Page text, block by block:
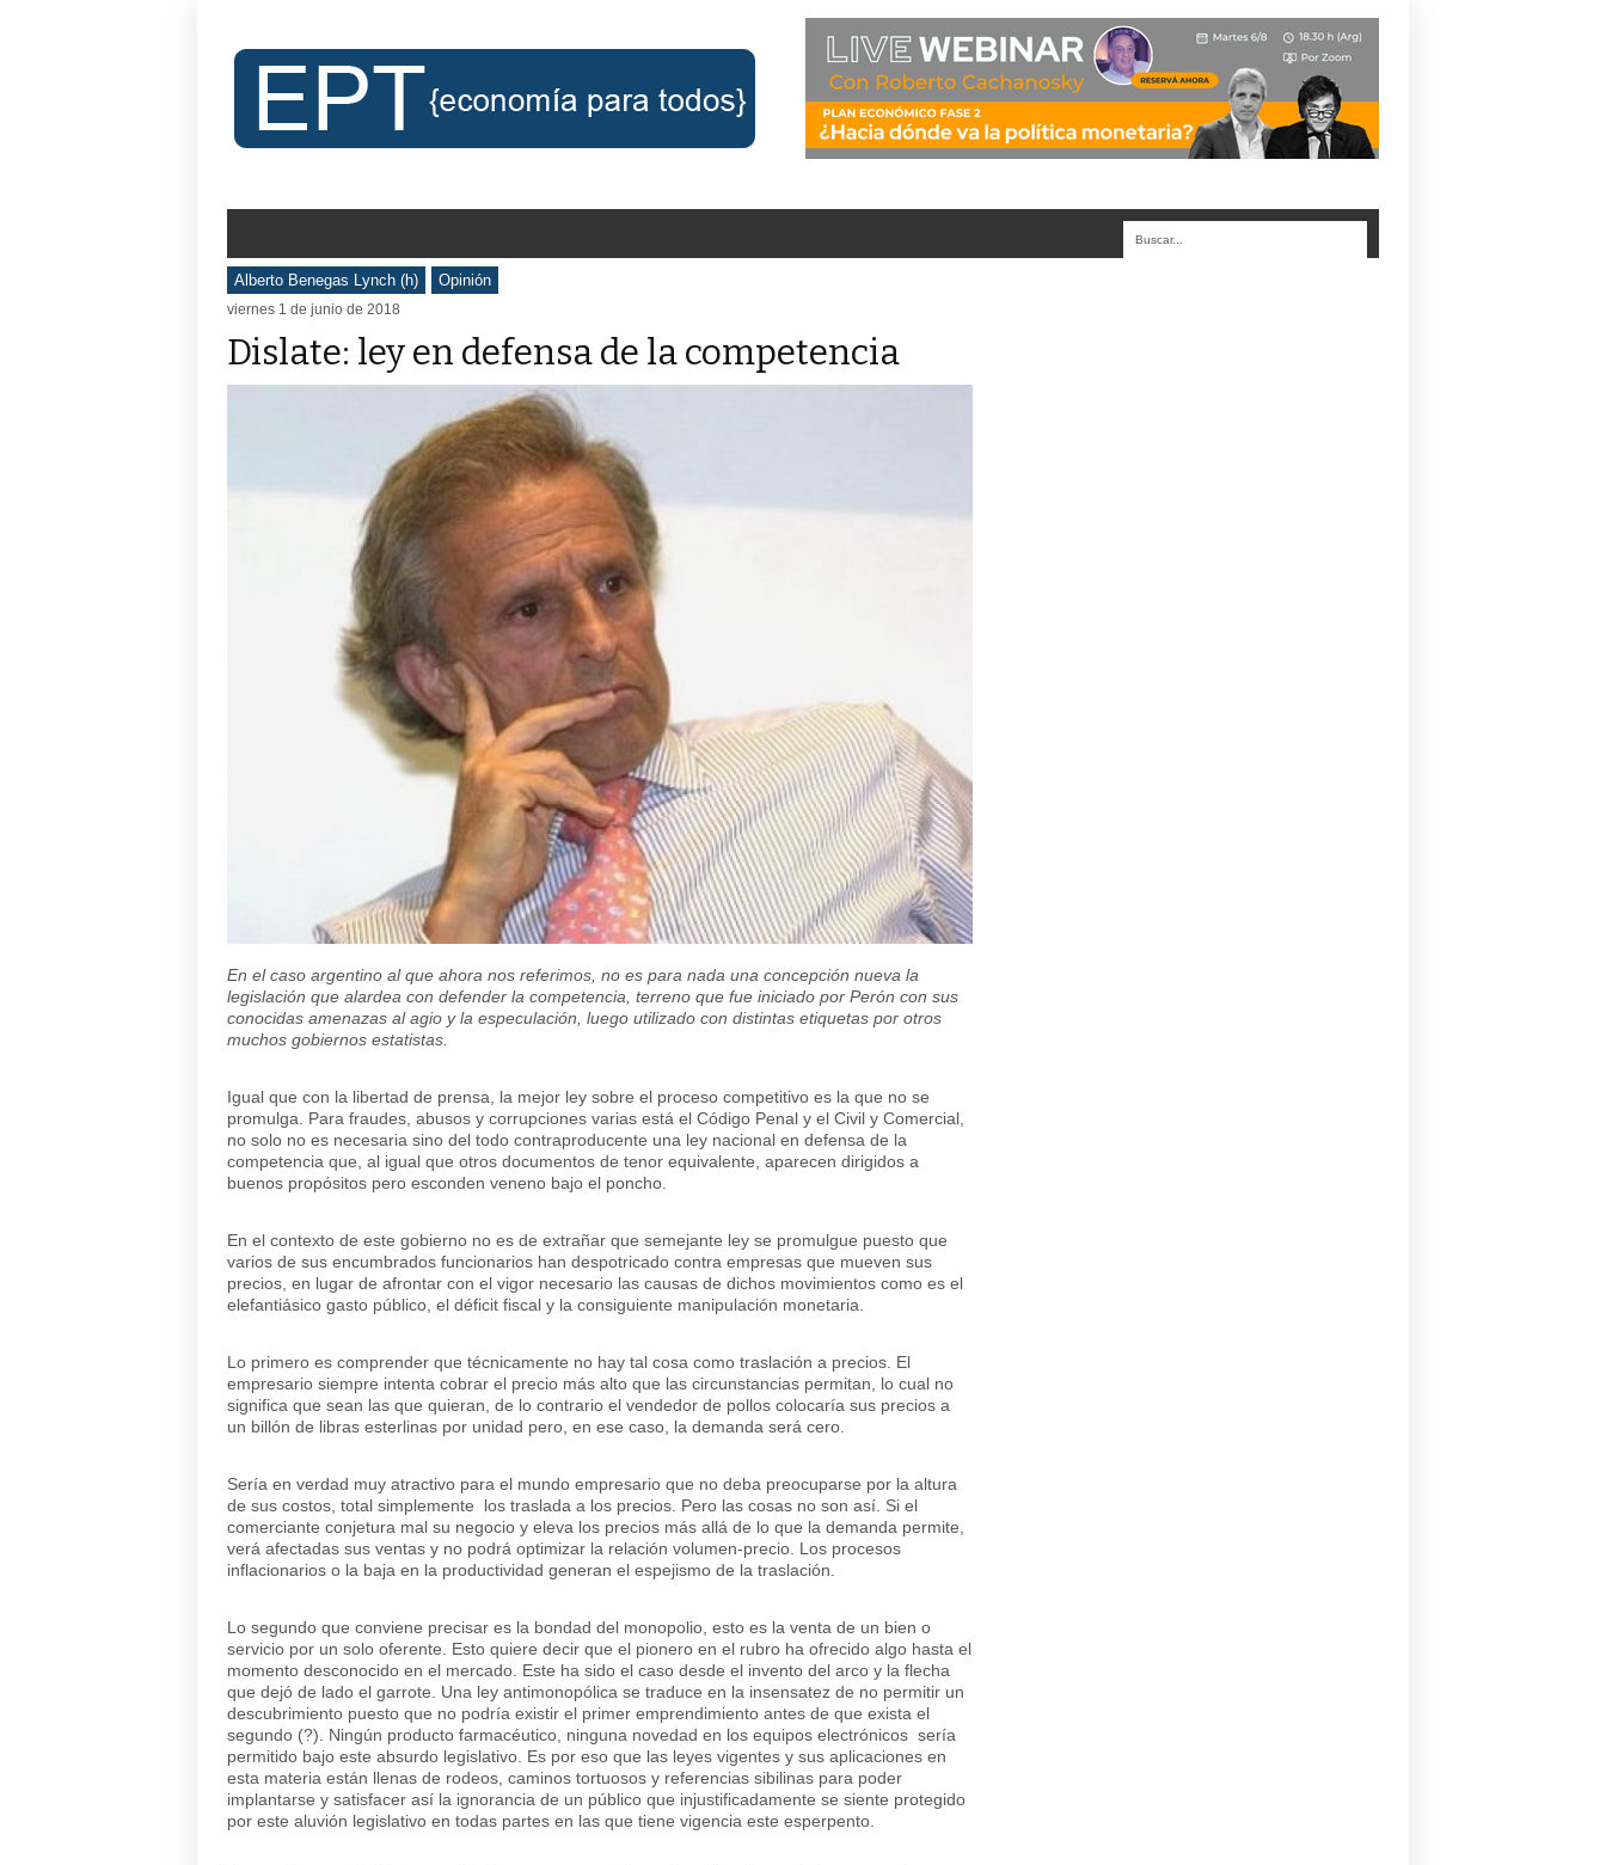
Alberto Benegas Lynch (h) Opinión
viernes 1 de junio de 2018
Dislate: ley en defensa de la competencia
En el caso argentino al que ahora nos referimos, no es para nada una concepción nueva la
legislación que alardea con defender la competencia, terreno que fue iniciado por Perón con sus
conocidas amenazas al agio y la especulación, luego utilizado con distintas etiquetas por otros
muchos gobiernos estatistas.
Igual que con la libertad de prensa, la mejor ley sobre el proceso competitivo es la que no se
promulga. Para fraudes, abusos y corrupciones varias está el Código Penal y el Civil y Comercial,
no solo no es necesaria sino del todo contraproducente una ley nacional en defensa de la
competencia que, al igual que otros documentos de tenor equivalente, aparecen dirigidos a
buenos propósitos pero esconden veneno bajo el poncho.
En el contexto de este gobierno no es de extrañar que semejante ley se promulgue puesto que
varios de sus encumbrados funcionarios han despotricado contra empresas que mueven sus
precios, en lugar de afrontar con el vigor necesario las causas de dichos movimientos como es el
elefantiásico gasto público, el déficit fiscal y la consiguiente manipulación monetaria.
Lo primero es comprender que técnicamente no hay tal cosa como traslación a precios. El
empresario siempre intenta cobrar el precio más alto que las circunstancias permitan, lo cual no
significa que sean las que quieran, de lo contrario el vendedor de pollos colocaría sus precios a
un billón de libras esterlinas por unidad pero, en ese caso, la demanda será cero.
Sería en verdad muy atractivo para el mundo empresario que no deba preocuparse por la altura
de sus costos, total simplemente los traslada a los precios. Pero las cosas no son así. Si el
comerciante conjetura mal su negocio y eleva los precios más allá de lo que la demanda permite,
verá afectadas sus ventas y no podrá optimizar la relación volumen-precio. Los procesos
inflacionarios o la baja en la productividad generan el espejismo de la traslación.
Lo segundo que conviene precisar es la bondad del monopolio, esto es la venta de un bien o
servicio por un solo oferente. Esto quiere decir que el pionero en el rubro ha ofrecido algo hasta el
momento desconocido en el mercado. Este ha sido el caso desde el invento del arco y la flecha
que dejó de lado el garrote. Una ley antimonopólica se traduce en la insensatez de no permitir un
descubrimiento puesto que no podría existir el primer emprendimiento antes de que exista el
segundo (?). Ningún producto farmacéutico, ninguna novedad en los equipos electrónicos sería
permitido bajo este absurdo legislativo. Es por eso que las leyes vigentes y sus aplicaciones en
esta materia están llenas de rodeos, caminos tortuosos y referencias sibilinas para poder
implantarse y satisfacer así la ignorancia de un público que injustificadamente se siente protegido
por este aluvión legislativo en todas partes en las que tiene vigencia este esperpento.